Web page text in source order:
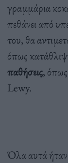
γραμμάρια
πεθάνει από
του, θα
όπως
παθήσεις,
Lewy.
Όλα αυτά ήταν